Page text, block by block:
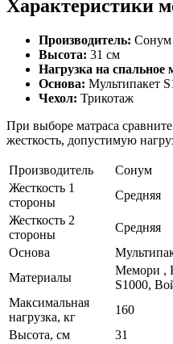
Характеристики
Производитель: Сонум
Высота: 31 см
Нагрузка на спальное
Основа: Мультипакет
Чехол: Трикотаж
При выборе матраса
жесткость, допустимую
Производитель
Сонум
Жесткость 1
стороны
Средняя
Жесткость 2
стороны
Средняя
Основа
Материалы
Мемори ,
S1000,
Максимальная
нагрузка, кг
160
Высота, см
31